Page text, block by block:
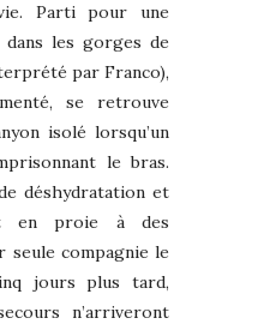
Parti pour une
les gorges de
par Franco),
se retrouve
isolé lorsqu’un
le bras.
déshydratation et
en proie à des
seule compagnie le
jours plus tard,
n’arriveront